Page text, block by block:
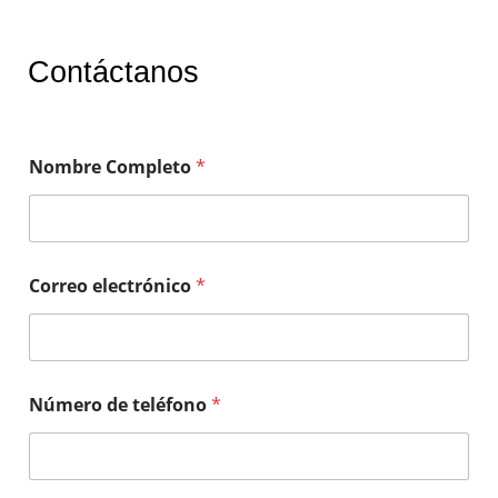
Contáctanos
Nombre Completo*
Correo electrónico*
Número de teléfono*